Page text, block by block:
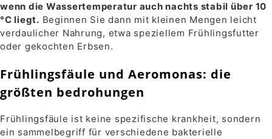
wenn die Wassertemperatur auch nachts stabil über 10
°C liegt. Beginnen Sie dann mit kleinen Mengen leicht
verdaulicher Nahrung, etwa speziellem Frühlingsfutter
oder gekochten Erbsen.
Frühlingsfäule und Aeromonas: die
größten bedrohungen
Frühlingsfäule ist keine spezifische krankheit, sondern
ein sammelbegriff für verschiedene bakterielle